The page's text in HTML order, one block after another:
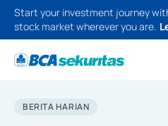
Start your investment journey
stock market wherever you are.
BERITA HARIAN